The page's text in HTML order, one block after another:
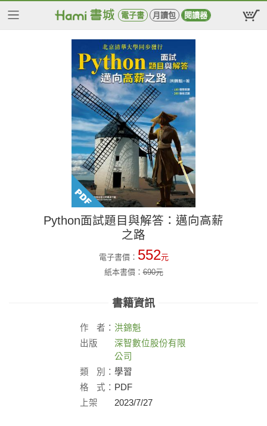
電子書 月讀包 閱讀器
Python面試題目與解答：邁向高薪
之路
電子書價： 552元
紙本書價：690元
書籍資訊
作 者： 洪錦魁
出版
深智數位股份有限
公司
類
別： 學習
格
式： PDF
上架
2023/7/27